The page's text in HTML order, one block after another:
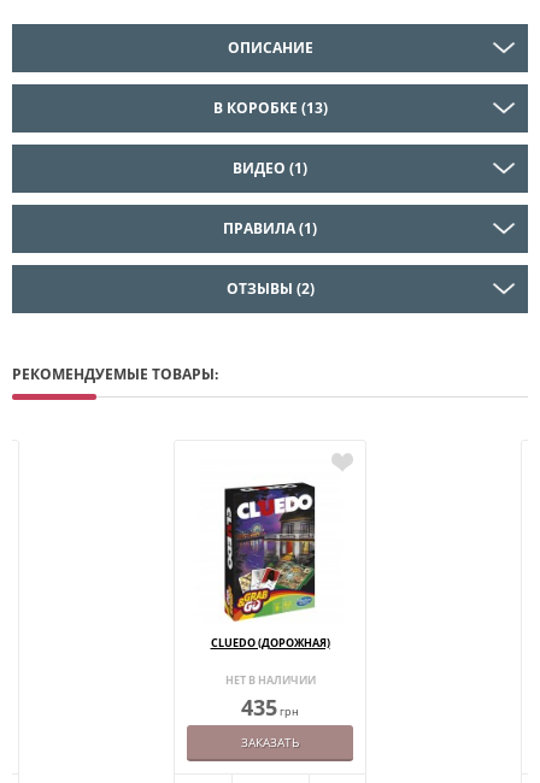
ОПИСАНИЕ
В КОРОБКЕ (13)
ВИДЕО (1)
ПРАВИЛА (1)
ОТЗЫВЫ (2)
РЕКОМЕНДУЕМЫЕ ТОВАРЫ:
CLUEDO (ДОРОЖНАЯ)
НЕТ В НАЛИЧИИ
435грн
ЗАКАЗАТЬ